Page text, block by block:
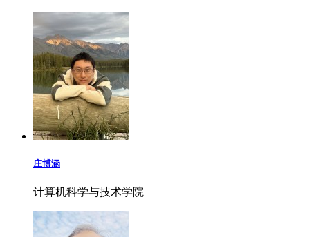
庄博涵
计算机科学与技术学院